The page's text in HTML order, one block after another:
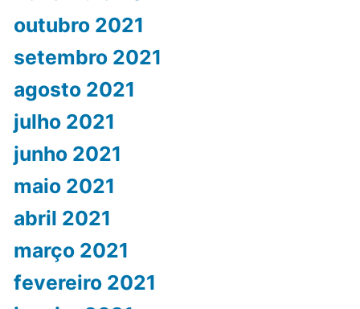
outubro 2021
setembro 2021
agosto 2021
julho 2021
junho 2021
maio 2021
abril 2021
março 2021
fevereiro 2021